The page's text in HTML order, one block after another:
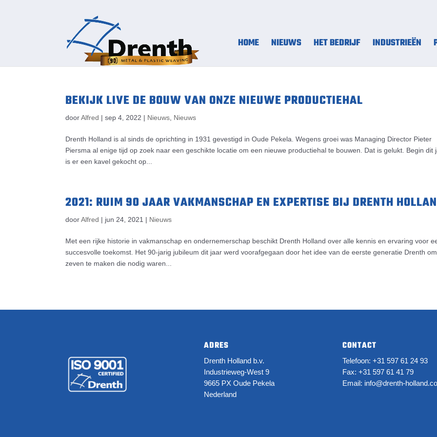
HOME NIEUWS HET BEDRIJF INDUSTRIEËN
BEKIJK LIVE DE BOUW VAN ONZE NIEUWE PRODUCTIEHAL
doorAlfred |sep 4, 2022 | Nieuws Nieuws
Drenth Holland is al sinds de oprichting in 1931 gevestigd in Oude Pekela. Wegens groei was Managing Director Pieter
Piersma al enige tijd op zoek naar een geschikte locatie om een nieuwe productiehal te bouwen. Dat is gelukt. Begin dit
is er een kavel gekocht op...
2021: RUIM 90 JAAR VAKMANSCHAP EN EXPERTISE BIJ DRENTH
doorAlfred | jun 24, 2021 | Nieuws
Met een rijke historie in vakmanschap en ondernemerschap beschikt Drenth Holland over alle kennis en ervaring voor
succesvolle toekomst. Het 90-jarig jubileum dit jaar werd voorafgegaan door het idee van de eerste generatie Drenth om
zeven te maken die nodig waren...
ADRES
Drenth Holland b.v.
Industrieweg-West 9
9665 PX Oude Pekela
Nederland
CONTACT
Telefoon: +31 597 61 24 93
Fax: +31 597 61 41 79
Email: info@drenth-